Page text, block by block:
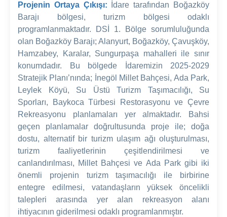
Projenin Ortaya Çıkışı: İdare tarafından Boğazköy
Barajı bölgesi, turizm bölgesi odaklı
programlanmaktadır. DSİ 1. Bölge sorumluluğunda
olan Boğazköy Barajı; Alanyurt, Boğazköy, Çavuşköy,
Hamzabey, Karalar, Sungurpaşa mahalleri ile sınır
konumdadır. Bu bölgede İdaremizin 2025-2029
Stratejik Planı’nında; İnegöl Millet Bahçesi, Ada Park,
Leylek Köyü, Su Üstü Turizm Taşımacılığı, Su
Sporları, Baykoca Türbesi Restorasyonu ve Çevre
Rekreasyonu planlamaları yer almaktadır. Bahsi
geçen planlamalar doğrultusunda proje ile; doğa
dostu, alternatif bir turizm ulaşım ağı oluşturulması,
turizm faaliyetlerinin çeşitlendirilmesi ve
canlandırılması, Millet Bahçesi ve Ada Park gibi iki
önemli projenin turizm taşımacılığı ile birbirine
entegre edilmesi, vatandaşların yüksek öncelikli
talepleri arasında yer alan rekreasyon alanı
ihtiyacının giderilmesi odaklı programlanmıştır.